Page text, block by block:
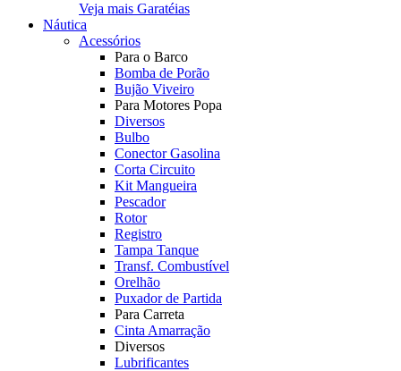
Veja mais Garatéias
Náutica
Acessórios
Para o Barco
Bomba de Porão
Bujão Viveiro
Para Motores Popa
Diversos
Bulbo
Conector Gasolina
Corta Circuito
Kit Mangueira
Pescador
Rotor
Registro
Tampa Tanque
Transf. Combustível
Orelhão
Puxador de Partida
Para Carreta
Cinta Amarração
Diversos
Lubrificantes